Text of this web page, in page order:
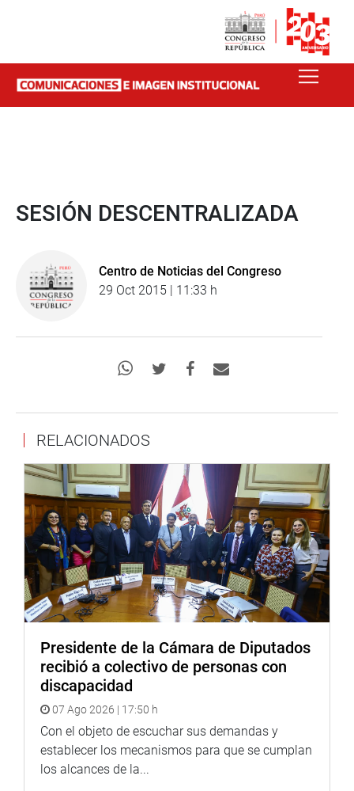
SESIÓN DESCENTRALIZADA
Centro de Noticias del Congreso
29 Oct 2015 | 11:33 h
RELACIONADOS
Presidente de la Cámara de Diputados
recibió a colectivo de personas con
discapacidad
07 Ago 2026 | 17:50 h
Con el objeto de escuchar sus demandas y
establecer los mecanismos para que se cumplan
los alcances de la...